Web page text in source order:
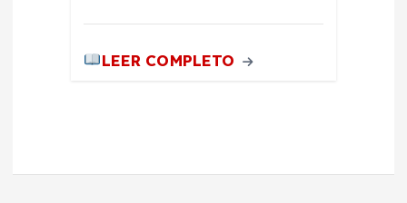
LEER COMPLETO